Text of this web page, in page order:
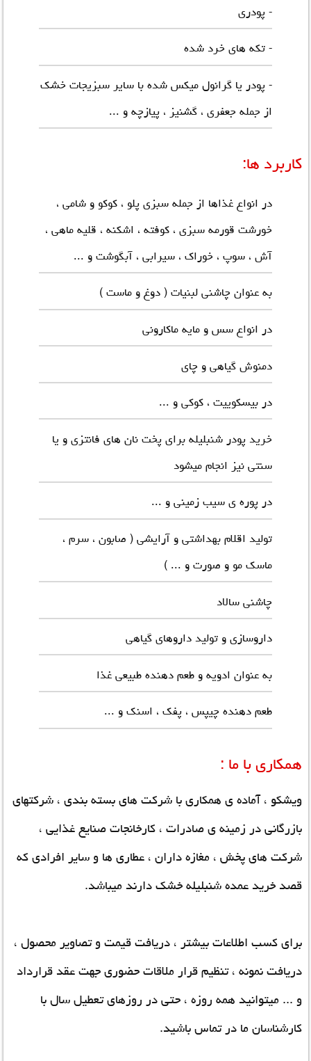
- پودری
- تکه های خرد شده
- پودر یا گرانول میکس شده با سایر سبزیجات خشک
از جمله جعفری ، گشنیز ، پیازچه و ...
کاربرد ها:
در انواع غذاها از جمله سبزی پلو ، کوکو و شامی ،
خورشت قورمه سبزی ، کوفته ، اشکنه ، قلیه ماهی ،
آش ، سوپ ، خوراک ، سیرابی ، آبگوشت و ...
به عنوان چاشنی لبنیات ( دوغ و ماست )
در انواع سس و مایه ماکارونی
دمنوش گیاهی و چای
در بیسکوییت ، کوکی و ...
خرید پودر شنبلیلهبرای پخت نان های فانتزی و یا
سنتی نیز انجام میشود
در پوره ی سیب زمینی و ...
تولید اقلام بهداشتی و آرایشی ( صابون ، سرم ،
ماسک مو و صورت و ... )
چاشنی سالاد
داروسازی و تولید داروهای گیاهی
به عنوان ادویه و طعم دهنده طبیعی غذا
طعم دهنده چیپس ، پفک ، اسنک و ...
همکاری با ما :
ویشکو ، آماده ی همکاری با شرکت های بسته بندی ، شرکتهای
بازرگانی در زمینه ی صادرات ، کارخانجات صنایع غذایی ،
شرکت های پخش ، مغازه داران ، عطاری ها و سایر افرادی که
قصدخرید عمده شنبلیله خشکدارند میباشد.
برای کسب اطلاعات بیشتر ، دریافت قیمت و تصاویر محصول ،
دریافت نمونه ، تنظیم قرار ملاقات حضوری جهت عقد قرارداد
و ... میتوانید همه روزه ، حتی در روزهای تعطیل سال با
کارشناسان ما در تماس باشید.